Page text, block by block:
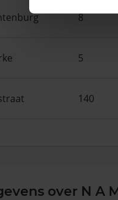
8
5
140
over N A